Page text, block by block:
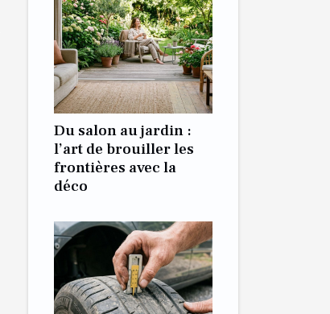
Du salon au jardin :
l’art de brouiller les
frontières avec la
déco